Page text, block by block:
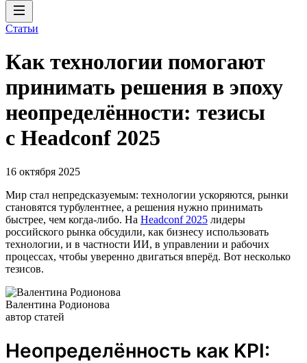
Статьи
Как технологии помогают
принимать решения в эпоху
неопределённости: тезисы
с Headconf 2025
16 октября 2025
Мир стал непредсказуемым: технологии ускоряются, рынки
становятся турбулентнее, а решения нужно принимать
быстрее, чем когда-либо. На Headсonf 2025 лидеры
российского рынка обсудили, как бизнесу использовать
технологии, и в частности ИИ, в управлении и рабочих
процессах, чтобы уверенно двигаться вперёд. Вот несколько
тезисов.
Валентина Родионова
автор статей
Неопределённость как KPI: